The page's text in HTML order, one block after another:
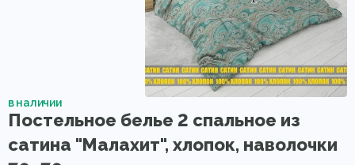
в наличии
Постельное белье 2 спальное из
сатина "Малахит", хлопок, наволочки